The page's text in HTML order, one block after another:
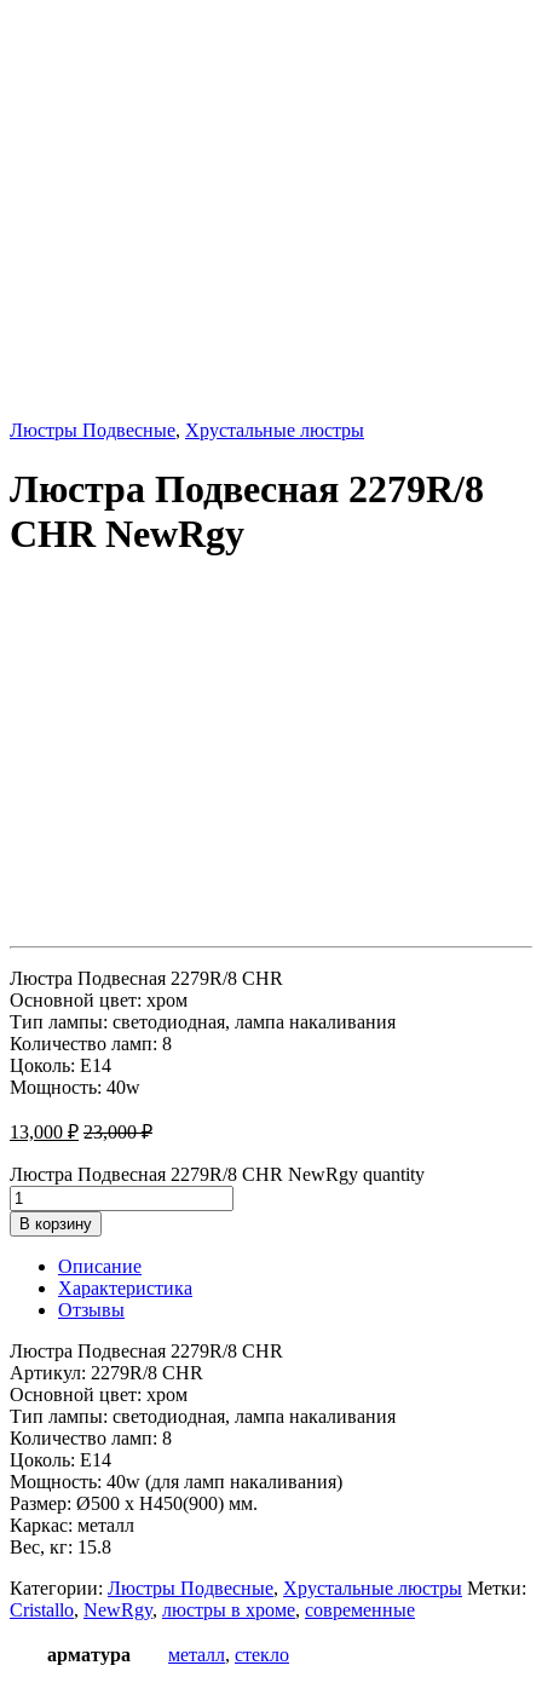
Люстры Подвесные, Хрустальные люстры
Люстра Подвесная 2279R/8
CHR NewRgy
Люстра Подвесная 2279R/8 CHR
Основной цвет: хром
Тип лампы: светодиодная, лампа накаливания
Количество ламп: 8
Цоколь: E14
Мощность: 40w
13,000 ₽ 23,000₽
Люстра Подвесная 2279R/8 CHR NewRgy quantity
В корзину
Описание
Характеристика
Отзывы
Люстра Подвесная 2279R/8 CHR
Артикул: 2279R/8 CHR
Основной цвет: хром
Тип лампы: светодиодная, лампа накаливания
Количество ламп: 8
Цоколь: E14
Мощность: 40w (для ламп накаливания)
Размер: Ø500 x H450(900) мм.
Каркас: металл
Вес, кг: 15.8
Категории: Люстры Подвесные, Хрустальные люстры Метки:
Cristallo, NewRgy, люстры в хроме, современные
арматура металл, стекло